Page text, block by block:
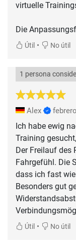
virtuelle
Die
Útil • No útil
1 persona
Alex
Ich habe ewig
Training
Der Freilauf des
Fahrgefühl. Die
dass ich fast
Besonders gut
Útil • No útil